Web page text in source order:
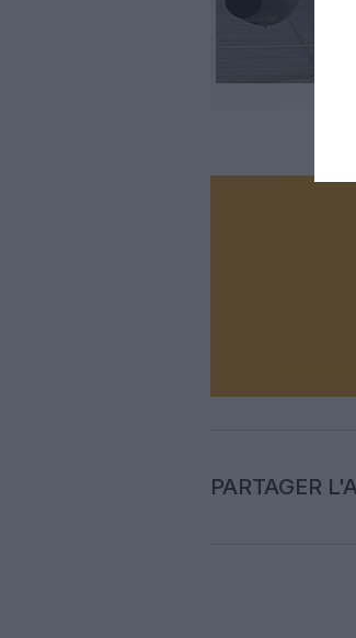
PARTAGER